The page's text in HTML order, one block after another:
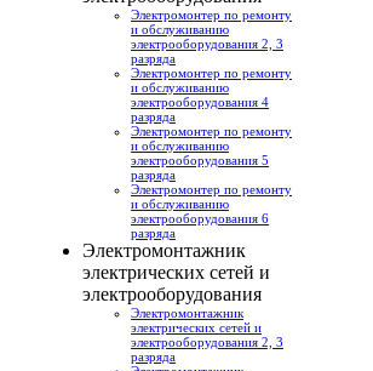
Электромонтер по ремонту
и обслуживанию
электрооборудования 2, 3
разряда
Электромонтер по ремонту
и обслуживанию
электрооборудования 4
разряда
Электромонтер по ремонту
и обслуживанию
электрооборудования 5
разряда
Электромонтер по ремонту
и обслуживанию
электрооборудования 6
разряда
Электромонтажник
электрических сетей и
электрооборудования
Электромонтажник
электрических сетей и
электрооборудования 2, 3
разряда